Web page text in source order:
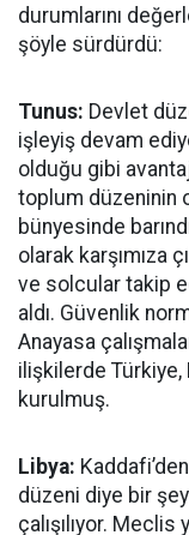
durumlarını
şöyle sürdürdü:
Tunus: Devlet
işleyiş devam
olduğu gibi
toplum düzeninin
bünyesinde
olarak karşımıza
ve solcular takip
aldı. Güvenlik
Anayasa
ilişkilerde Türkiye,
kurulmuş.
Libya:
düzeni diye bir
çalışılıyor.